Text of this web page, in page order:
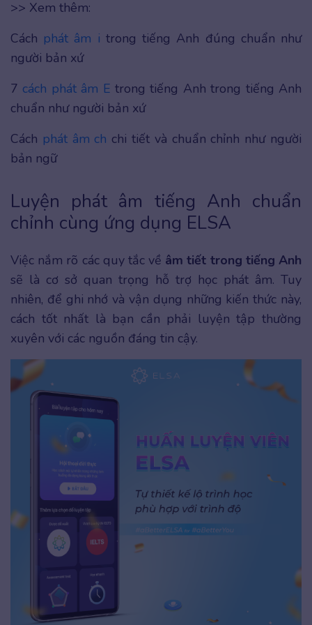
>> Xem thêm:
Cách phát âm i trong tiếng Anh đúng chuẩn như
người bản xứ
7 cách phát âm E trong tiếng Anh trong tiếng Anh
chuẩn như người bản xứ
Cách phát âm ch chi tiết và chuẩn chỉnh như người
bản ngữ
Luyện phát âm tiếng Anh chuẩn
chỉnh cùng ứng dụng ELSA
Việc nắm rõ các quy tắc về âm tiết trong tiếng Anh
sẽ là cơ sở quan trọng hỗ trợ học phát âm. Tuy
nhiên, để ghi nhớ và vận dụng những kiến thức này,
cách tốt nhất là bạn cần phải luyện tập thường
xuyên với các nguồn đáng tin cậy.